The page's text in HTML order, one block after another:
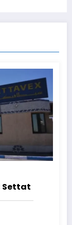
Settat